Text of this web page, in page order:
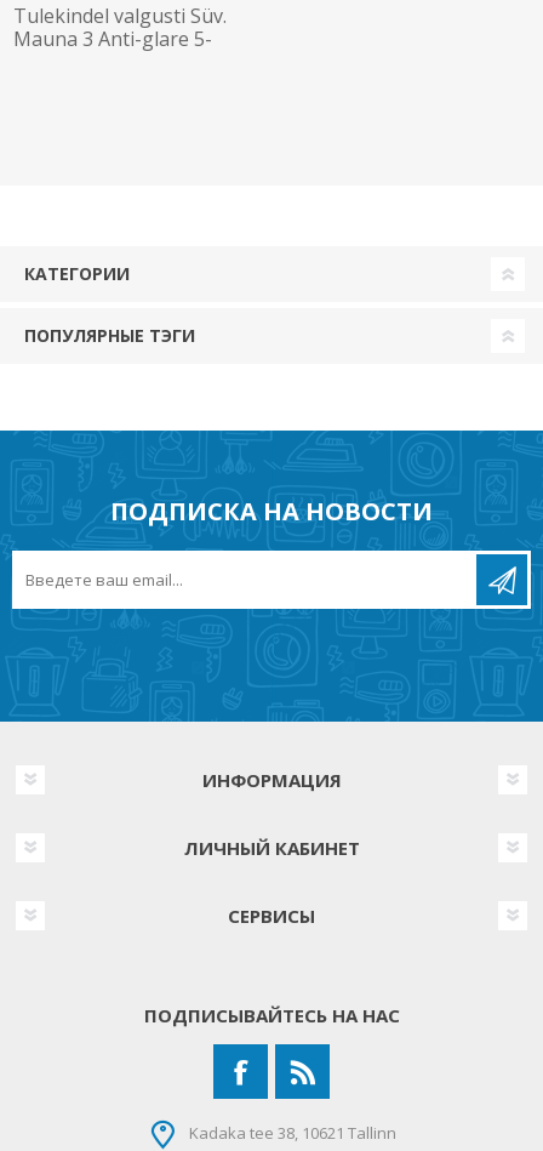
Tulekindel valgusti Süv.
Mauna 3 Anti-glare 5-
КАТЕГОРИИ
ПОПУЛЯРНЫЕ ТЭГИ
ПОДПИСКА НА НОВОСТИ
ИНФОРМАЦИЯ
ЛИЧНЫЙ КАБИНЕТ
СЕРВИСЫ
ПОДПИСЫВАЙТЕСЬ НА НАС
Kadaka tee 38, 10621 Tallinn